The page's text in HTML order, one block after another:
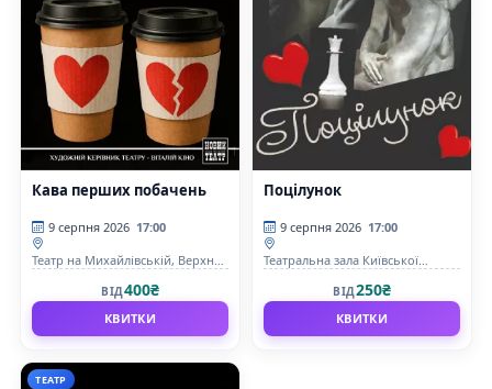
Кава перших побачень
9 серпня 2026 17:00
Театр на Михайлівській, Верхня
ВІД400₴
КВИТКИ
Поцілунок
9 серпня 2026 17:00
Театральна зала Київської
ВІД250₴
КВИТКИ
ТЕАТР